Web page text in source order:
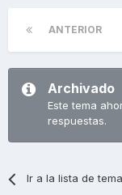
ANTERIOR
Archivado
Este tema
respuestas.
Ir a la lista de